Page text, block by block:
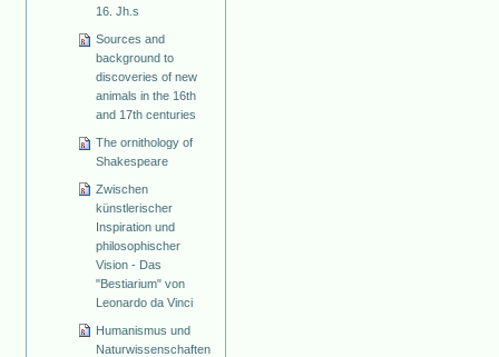
16. Jh.s
Sources and
background to
discoveries of new
animals in the 16th
and 17th centuries
The ornithology of
Shakespeare
Zwischen
künstlerischer
Inspiration und
philosophischer
Vision - Das
"Bestiarium" von
Leonardo da Vinci
Humanismus und
Naturwissenschaften